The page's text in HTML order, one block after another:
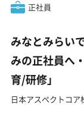
正社員
みなとみらい
みの正社員へ
育/研修」
日本アスペクトコア